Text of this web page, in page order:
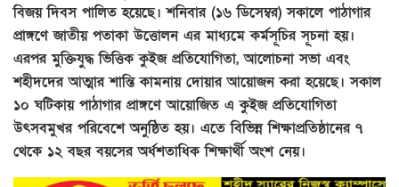
বিজয় দিবস পালিত হয়েছে। শনিবার (১৬ ডিসেম্বর) সকালে পাঠাগার
প্রাঙ্গণে জাতীয় পতাকা উত্তোলন এর মাধ্যমে কর্মসূচির সূচনা হয়।
এরপর মুক্তিযুদ্ধ ভিত্তিক কুইজ প্রতিযোগিতা, আলোচনা সভা এবং
শহীদদের আত্মার শান্তি কামনায় দোয়ার আয়োজন করা হয়েছে। সকাল
১০ ঘটিকায় পাঠাগার প্রাঙ্গণে আয়োজিত এ কুইজ প্রতিযোগিতা
উৎসবমুখর পরিবেশে অনুষ্ঠিত হয়। এতে বিভিন্ন শিক্ষাপ্রতিষ্ঠানের ৭
থেকে ১২ বছর বয়সের অর্ধশতাধিক শিক্ষার্থী অংশ নেয়।